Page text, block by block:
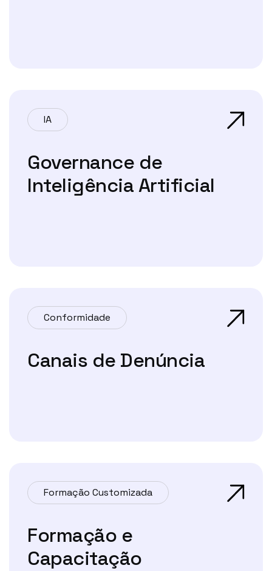
IA
Governance de
Inteligência Artificial
Conformidade
Canais de Denúncia
Formação Customizada
Formação e
Capacitação